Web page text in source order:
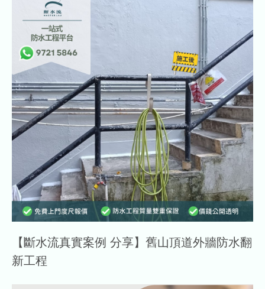
【斷水流真實案例 分享】舊山頂道外牆防水翻
新工程